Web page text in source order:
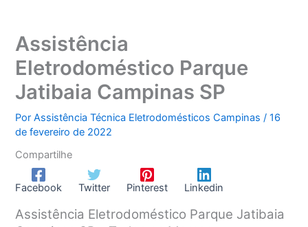
Assistência
Eletrodoméstico Parque
Jatibaia Campinas SP
PorAssistência Técnica Eletrodomésticos Campinas/16
de fevereiro de 2022
Compartilhe
Facebook Twitter Pinterest Linkedin
Assistência Eletrodoméstico Parque Jatibaia